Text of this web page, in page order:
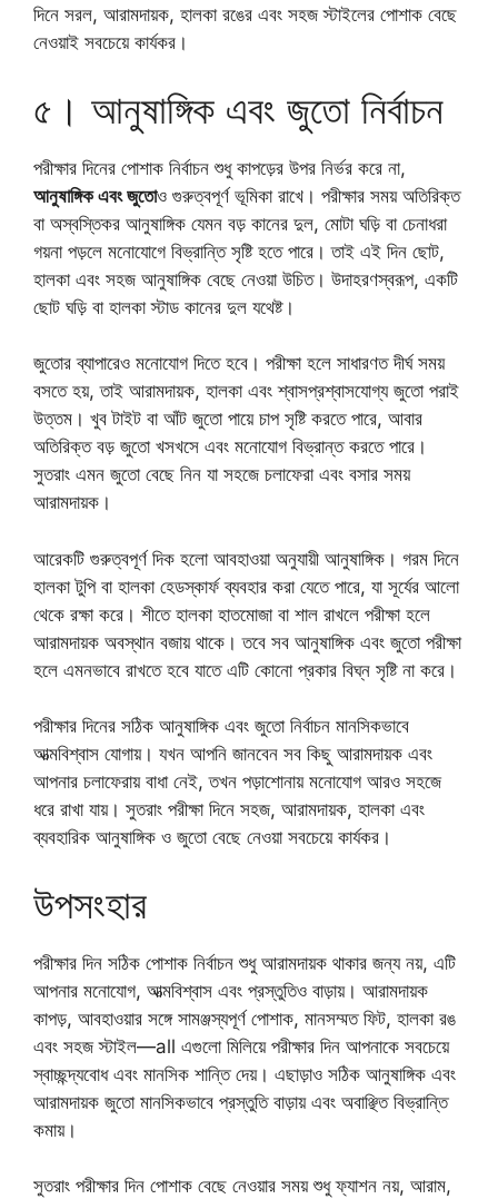
দিনে সরল, আরামদায়ক, হালকা রঙের এবং সহজ স্টাইলের পোশাক বেছে
নেওয়াই সবচেয়ে কার্যকর।
৫। আনুষাঙ্গিক এবং জুতো নির্বাচন
পরীক্ষার দিনের পোশাক নির্বাচন শুধু কাপড়ের উপর নির্ভর করে না,
আনুষাঙ্গিক এবং জুতোও গুরুত্বপূর্ণ ভূমিকা রাখে। পরীক্ষার সময় অতিরিক্ত
বা অস্বস্তিকর আনুষাঙ্গিক যেমন বড় কানের দুল, মোটা ঘড়ি বা চেনাধরা
গয়না পড়লে মনোযোগে বিভ্রান্তি সৃষ্টি হতে পারে। তাই এই দিন ছোট,
হালকা এবং সহজ আনুষাঙ্গিক বেছে নেওয়া উচিত। উদাহরণস্বরূপ, একটি
ছোট ঘড়ি বা হালকা স্টাড কানের দুল যথেষ্ট।
জুতোর ব্যাপারেও মনোযোগ দিতে হবে। পরীক্ষা হলে সাধারণত দীর্ঘ সময়
বসতে হয়, তাই আরামদায়ক, হালকা এবং শ্বাসপ্রশ্বাসযোগ্য জুতো পরাই
উত্তম। খুব টাইট বা আঁট জুতো পায়ে চাপ সৃষ্টি করতে পারে, আবার
অতিরিক্ত বড় জুতো খসখসে এবং মনোযোগ বিভ্রান্ত করতে পারে।
সুতরাং এমন জুতো বেছে নিন যা সহজে চলাফেরা এবং বসার সময়
আরামদায়ক।
আরেকটি গুরুত্বপূর্ণ দিক হলো আবহাওয়া অনুযায়ী আনুষাঙ্গিক। গরম দিনে
হালকা টুপি বা হালকা হেডস্কার্ফ ব্যবহার করা যেতে পারে, যা সূর্যের আলো
থেকে রক্ষা করে। শীতে হালকা হাতমোজা বা শাল রাখলে পরীক্ষা হলে
আরামদায়ক অবস্থান বজায় থাকে। তবে সব আনুষাঙ্গিক এবং জুতো পরীক্ষা
হলে এমনভাবে রাখতে হবে যাতে এটি কোনো প্রকার বিঘ্ন সৃষ্টি না করে।
পরীক্ষার দিনের সঠিক আনুষাঙ্গিক এবং জুতো নির্বাচন মানসিকভাবে
আত্মবিশ্বাস যোগায়। যখন আপনি জানবেন সব কিছু আরামদায়ক এবং
আপনার চলাফেরায় বাধা নেই, তখন পড়াশোনায় মনোযোগ আরও সহজে
ধরে রাখা যায়। সুতরাং পরীক্ষা দিনে সহজ, আরামদায়ক, হালকা এবং
ব্যবহারিক আনুষাঙ্গিক ও জুতো বেছে নেওয়া সবচেয়ে কার্যকর।
উপসংহার
পরীক্ষার দিন সঠিক পোশাক নির্বাচন শুধু আরামদায়ক থাকার জন্য নয়, এটি
আপনার মনোযোগ, আত্মবিশ্বাস এবং প্রস্তুতিও বাড়ায়। আরামদায়ক
কাপড়, আবহাওয়ার সঙ্গে সামঞ্জস্যপূর্ণ পোশাক, মানসম্মত ফিট, হালকা রঙ
এবং সহজ স্টাইল—all এগুলো মিলিয়ে পরীক্ষার দিন আপনাকে সবচেয়ে
স্বাচ্ছন্দ্যবোধ এবং মানসিক শান্তি দেয়। এছাড়াও সঠিক আনুষাঙ্গিক এবং
আরামদায়ক জুতো মানসিকভাবে প্রস্তুতি বাড়ায় এবং অবাঞ্ছিত বিভ্রান্তি
কমায়।
সুতরাং পরীক্ষার দিন পোশাক বেছে নেওয়ার সময় শুধু ফ্যাশন নয়, আরাম,